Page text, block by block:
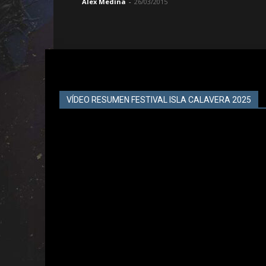
VÍDEO RESUMEN FESTIVAL ISLA CALAVERA 2025